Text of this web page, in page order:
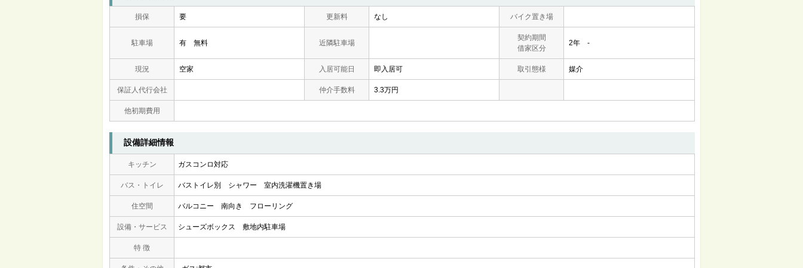
損保 要 更新料 なし バイク置き場
駐車場 有 無料 近隣駐車場
契約期間
借家区分
2年 -
現況 空家 入居可能日 即入居可 取引態様 媒介
保証人代行会社 仲介手数料 3.3万円
他初期費用
設備詳細情報
キッチン ガスコンロ対応
バス・トイレ バストイレ別 シャワー 室内洗濯機置き場
住空間 バルコニー 南向き フローリング
設備・サービス シューズボックス 敷地内駐車場
特 徴